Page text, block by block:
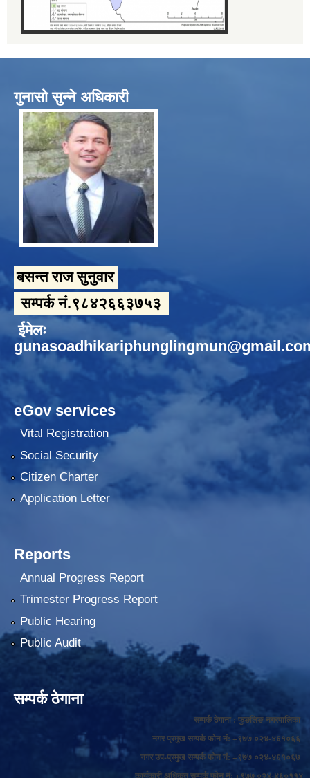
गुनासो सुन्ने अधिकारी
बसन्त राज सुनुवार
सम्पर्क नं.९८४२६६३७५३
ईमेलः
eGov services
Vital Registration
Social Security
Citizen Charter
Application Letter
Reports
Annual Progress Report
Trimester Progress Report
Public Hearing
Public Audit
सम्पर्क ठेगाना
सम्पर्क ठेगाना : फुङलिङ नगरपालिका
नगर प्रमुख सम्पर्क फोन नं: +९७७ ०२४-४६१०६६
नगर उप-प्रमुख सम्पर्क फोन नं: +९७७ ०२४-४६१०६७
कार्यकारी अधिकृत सम्पर्क फोन नं: +९७७ ०२४-४६०११४